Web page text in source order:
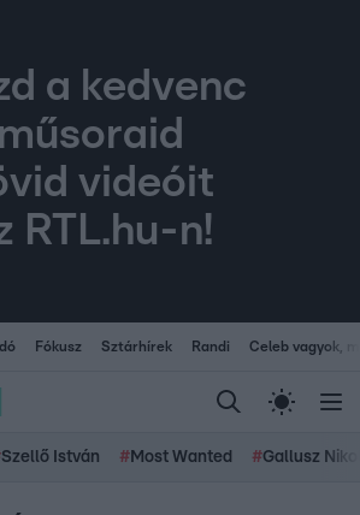
a kedvenc
műsoraid
videóit
RTL.hu-n!
Fókusz Sztárhírek Randi Celeb vagyok,
Szellő István # Most Wanted #Gallusz